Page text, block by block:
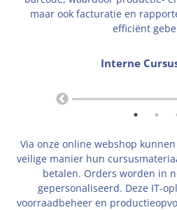
maar ook facturatie en
efficiënt
Interne
Via onze online webshop
veilige manier hun
betalen. Orders worden in
gepersonaliseerd. Deze IT-
voorraadbeheer en